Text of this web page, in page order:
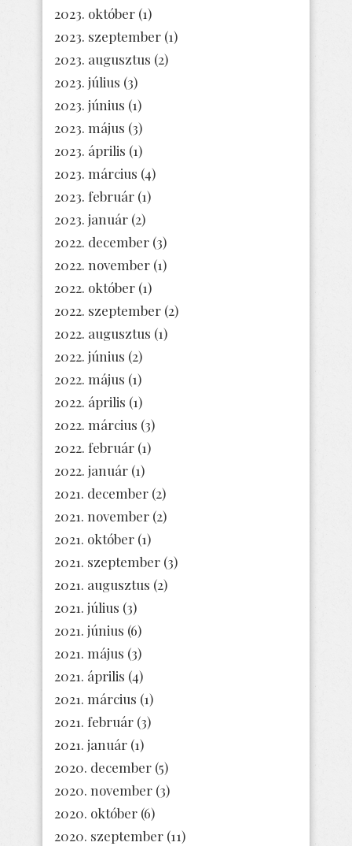
2023. október (1)
2023. szeptember (1)
2023. augusztus (2)
2023. július (3)
2023. június (1)
2023. május (3)
2023. április (1)
2023. március (4)
2023. február (1)
2023. január (2)
2022. december (3)
2022. november (1)
2022. október (1)
2022. szeptember (2)
2022. augusztus (1)
2022. június (2)
2022. május (1)
2022. április (1)
2022. március (3)
2022. február (1)
2022. január (1)
2021. december (2)
2021. november (2)
2021. október (1)
2021. szeptember (3)
2021. augusztus (2)
2021. július (3)
2021. június (6)
2021. május (3)
2021. április (4)
2021. március (1)
2021. február (3)
2021. január (1)
2020. december (5)
2020. november (3)
2020. október (6)
2020. szeptember (11)